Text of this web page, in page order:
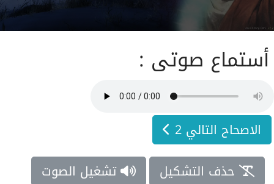
أستماع صوتى :
الاصحاح التالي 2
حذف التشكيل
تشغيل الصوت